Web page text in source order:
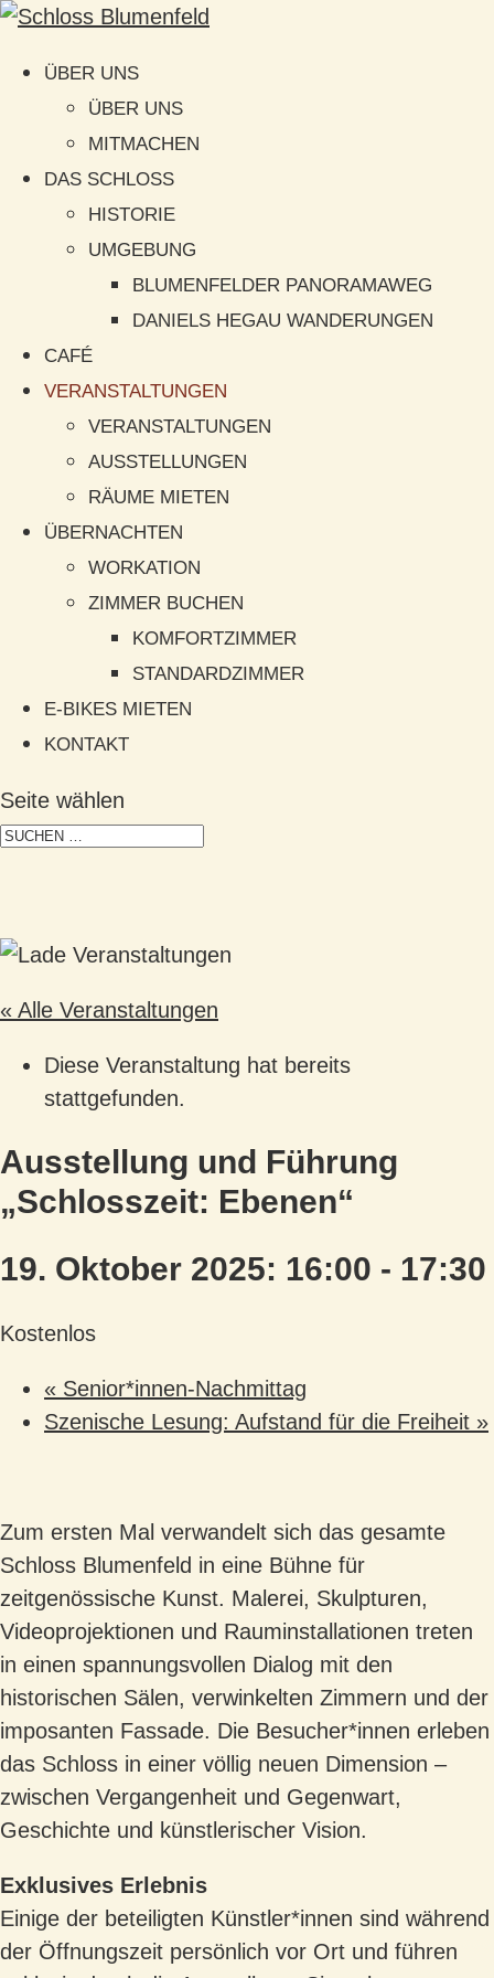
ÜBER UNS
ÜBER UNS
MITMACHEN
DAS SCHLOSS
HISTORIE
UMGEBUNG
BLUMENFELDER PANORAMAWEG
DANIELS HEGAU WANDERUNGEN
CAFÉ
VERANSTALTUNGEN
VERANSTALTUNGEN
AUSSTELLUNGEN
RÄUME MIETEN
ÜBERNACHTEN
WORKATION
ZIMMER BUCHEN
KOMFORTZIMMER
STANDARDZIMMER
E-BIKES MIETEN
KONTAKT
Seite wählen
« Alle Veranstaltungen
Diese Veranstaltung hat bereits
stattgefunden.
Ausstellung und Führung
„Schlosszeit: Ebenen“
19. Oktober 2025: 16:00 - 17:30
Kostenlos
« Senior*innen-Nachmittag
Szenische Lesung: Aufstand für die Freiheit »
Zum ersten Mal verwandelt sich das gesamte
Schloss Blumenfeld in eine Bühne für
zeitgenössische Kunst. Malerei, Skulpturen,
Videoprojektionen und Rauminstallationen treten
in einen spannungsvollen Dialog mit den
historischen Sälen, verwinkelten Zimmern und der
imposanten Fassade. Die Besucher*innen erleben
das Schloss in einer völlig neuen Dimension –
zwischen Vergangenheit und Gegenwart,
Geschichte und künstlerischer Vision.
Exklusives Erlebnis
Einige der beteiligten Künstler*innen sind während
der Öffnungszeit persönlich vor Ort und führen